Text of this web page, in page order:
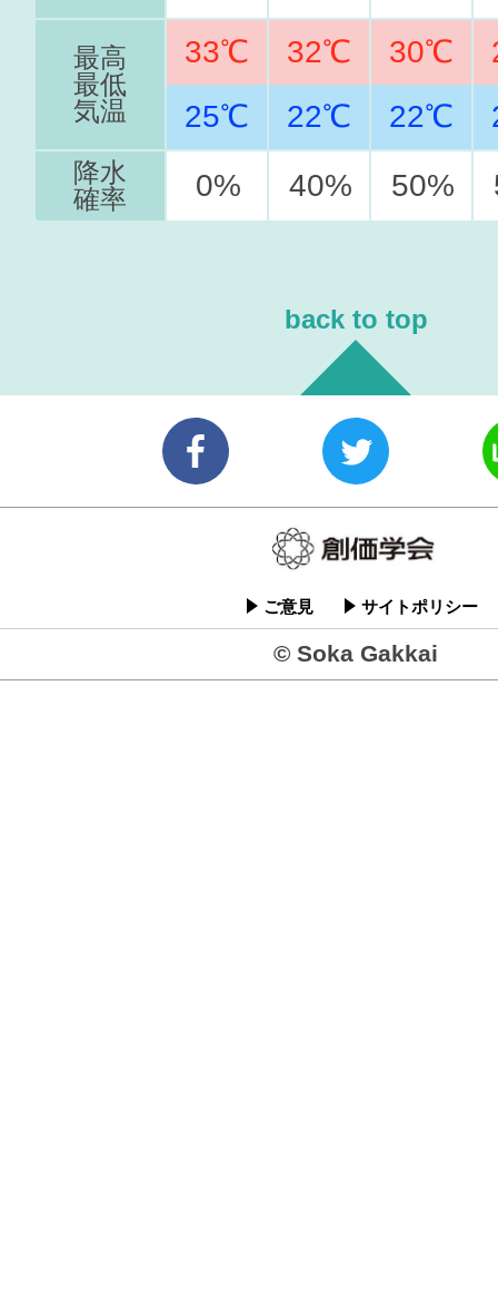
最高
最低
気温
33℃
25℃
32℃
22℃
30℃
22℃
降水
確率
0% 40% 50%
back to top
ご意見 サイトポリシー
© Soka Gakkai